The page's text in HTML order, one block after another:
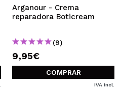
Arganour - Crema
reparadora Boticream
(9)
9,95€
COMPRAR
IVA Incl.